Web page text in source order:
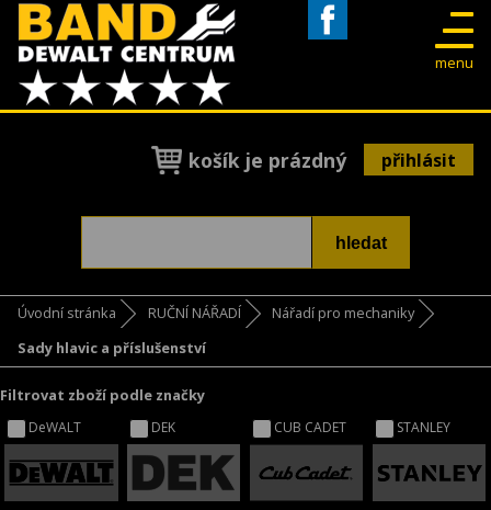
menu
košík je prázdný přihlásit
Úvodní stránka RUČNÍ NÁŘADÍ
Nářadí pro mechaniky
Sady hlavic a příslušenství
Filtrovat zboží podle značky
DeWALT DEK CUB CADET STANLEY